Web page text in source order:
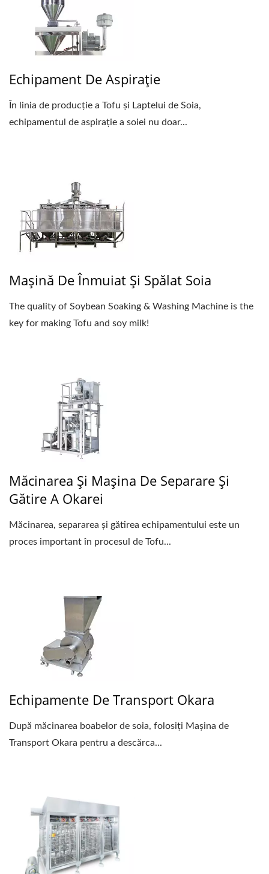
Echipament De Aspirație
În linia de producție a Tofu și Laptelui de Soia,
echipamentul de aspirație a soiei nu doar...
Mașină De Înmuiat Și Spălat Soia
The quality of Soybean Soaking & Washing Machine is the
key for making Tofu and soy milk!
Măcinarea Și Mașina De Separare Și
Gătire A Okarei
Măcinarea, separarea și gătirea echipamentului este un
proces important în procesul de Tofu...
Echipamente De Transport Okara
După măcinarea boabelor de soia, folosiți Mașina de
Transport Okara pentru a descărca...